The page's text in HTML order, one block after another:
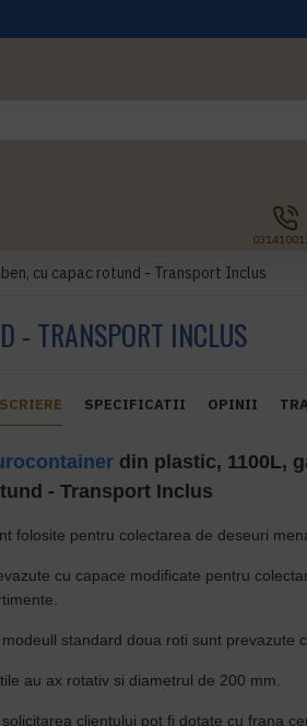
cu capac rotund - Transport Inclus
- TRANSPORT INCLUS
SPECIFICATII OPINII
din plastic, 1100L,
- Transport Inclus
folosite pentru colectarea de deseuri
cu capace modificate pentru
standard doua roti sunt prevazute
au ax rotativ si diametrul de 200 mm.
clientului pot fi dotate cu frana